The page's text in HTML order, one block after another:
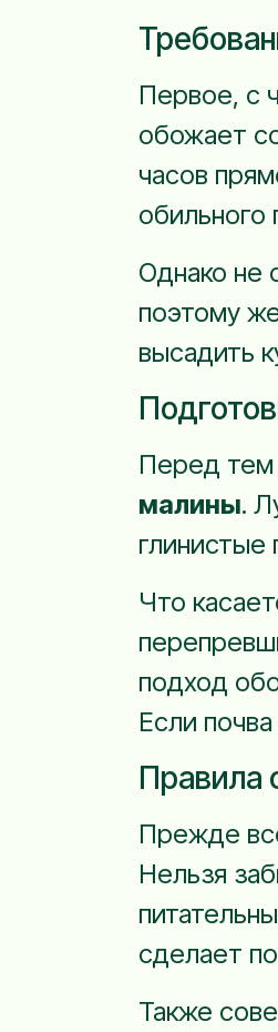
Первое, с
обожает
часов
Однако не
поэтому
высадить
Перед тем
малины.
глинистые
Что
подход
Если
Правила
Прежде
Нельзя
сделает
Также